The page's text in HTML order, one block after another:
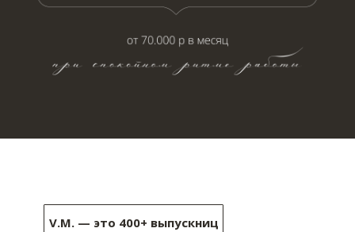
V.M. — это 400+ выпускниц